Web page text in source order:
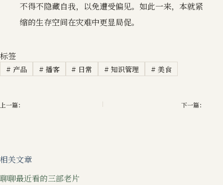
不得不隐藏自我，以免遭受偏见。如此一来，本就紧
缩的生存空间在灾难中更显局促。
标签
# 产品 # 播客 # 日常 # 知识管理 # 美食
上一篇： 下一篇：
相关文章
聊聊最近看的三部老片